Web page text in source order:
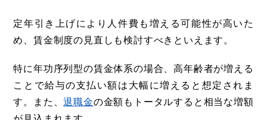
定年引き上げにより人件費も増える可能性が高いた
め、賃金制度の見直しも検討すべきといえます。
特に年功序列型の賃金体系の場合、高年齢者が増える
ことで給与の支払い額は大幅に増えると想定されま
す。また、退職金の金額もトータルすると相当な増額